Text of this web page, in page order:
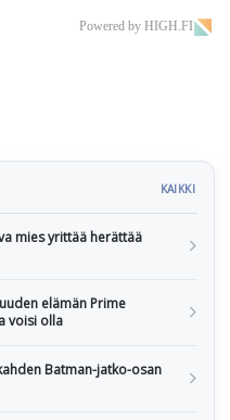
Powered by HIGH.FI
KAIKKI
mies yrittää herättää
elämän Prime
voisi olla
Batman-jatko-osan